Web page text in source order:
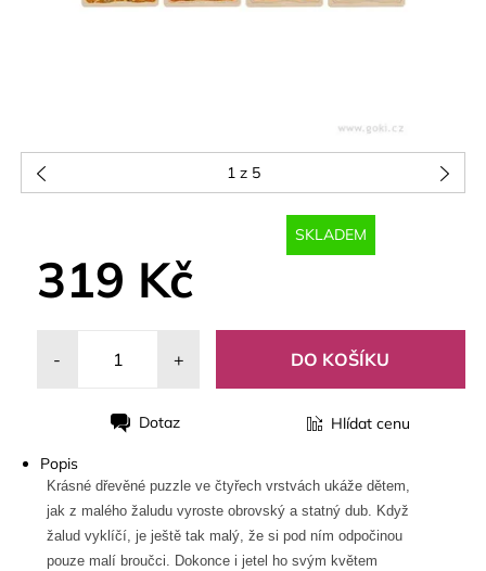
1z 5
SKLADEM
319 Kč
- +
Dotaz Hlídat cenu
Popis
Krásné dřevěné puzzle ve čtyřech vrstvách ukáže dětem,
jak z malého žaludu vyroste obrovský a statný dub. Když
žalud vyklíčí, je ještě tak malý, že si pod ním odpočinou
pouze malí broučci. Dokonce i jetel ho svým květem